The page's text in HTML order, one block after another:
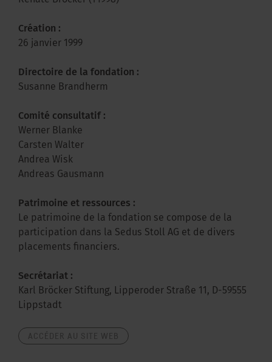
Création :
26 janvier 1999
Directoire de la fondation :
Susanne Brandherm
Comité consultatif :
Werner Blanke
Carsten Walter
Andrea Wisk
Andreas Gausmann
Patrimoine et ressources :
Le patrimoine de la fondation se compose de la
participation dans la Sedus Stoll AG et de divers
placements financiers.
Secrétariat :
Karl Bröcker Stiftung, Lipperoder Straße 11, D-59555
Lippstadt